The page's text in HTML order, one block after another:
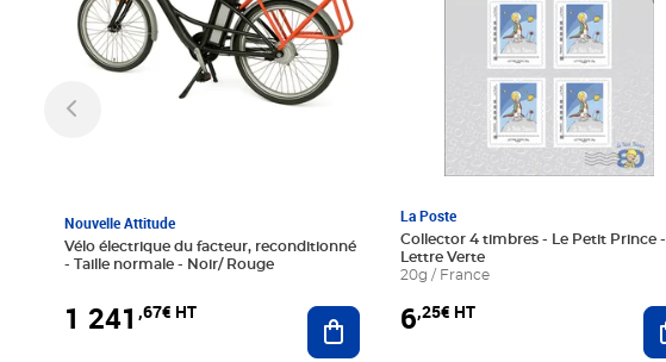
Nouvelle Attitude
Vélo électrique du facteur, reconditionné
- Taille normale - Noir/ Rouge
1 241 ,67€ HT Ajouter au panier
La Poste
Collector 4 timbres - Le Petit Prince -
Lettre Verte
20g / France
6,25€ HT